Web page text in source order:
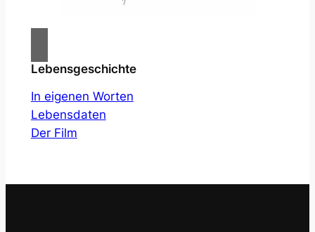
Lebensgeschichte
In eigenen Worten
Lebensdaten
Der Film